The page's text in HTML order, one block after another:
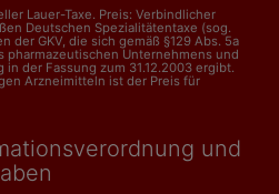
Lauer-Taxe. Preis: Verbindlicher
Deutschen Spezialitätentaxe (sog.
der GKV, die sich gemäß §129 Abs. 5a
pharmazeutischen Unternehmens und
der Fassung zum 31.12.2003 ergibt.
Arzneimitteln ist der Preis für
und